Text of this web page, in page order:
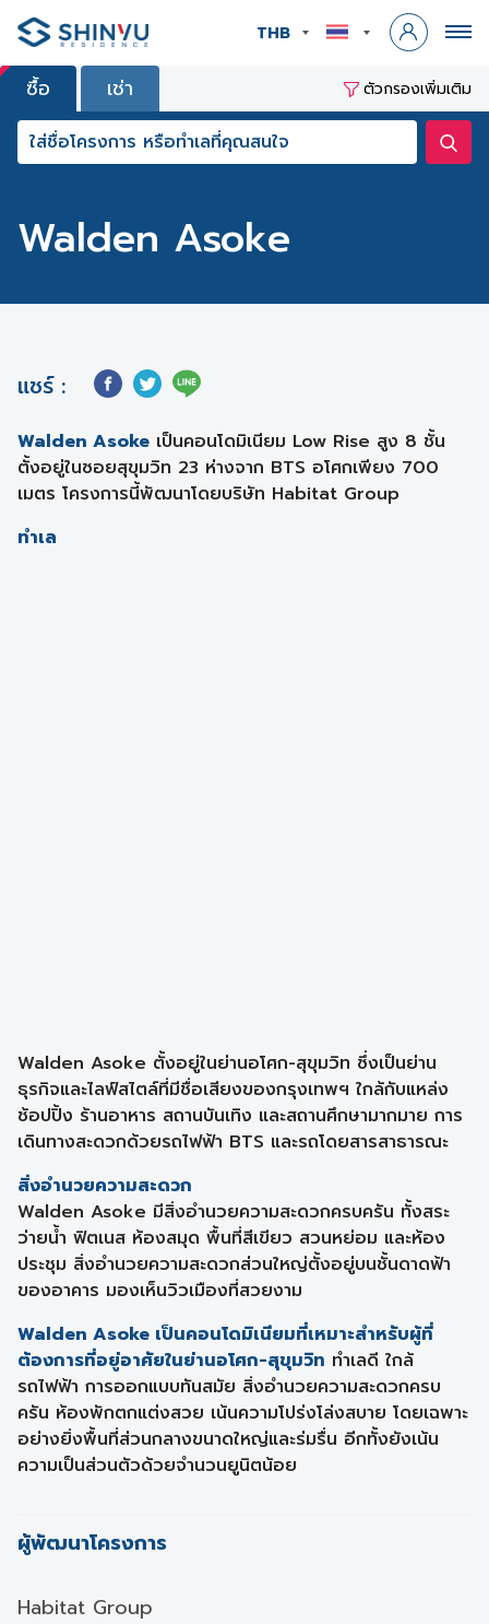
THB
ซื้อ เช่า ตัวกรองเพิ่มเติม
Walden Asoke
แชร์ :
Walden Asoke เป็นคอนโดมิเนียม Low Rise สูง 8 ชั้น
ตั้งอยู่ในซอยสุขุมวิท 23 ห่างจาก BTS อโศกเพียง 700
เมตร โครงการนี้พัฒนาโดยบริษัท Habitat Group
ทำเล
Walden Asoke ตั้งอยู่ในย่านอโศก-สุขุมวิท ซึ่งเป็นย่าน
ธุรกิจและไลฟ์สไตล์ที่มีชื่อเสียงของกรุงเทพฯ ใกล้กับแหล่ง
ช้อปปิ้ง ร้านอาหาร สถานบันเทิง และสถานศึกษามากมาย การ
เดินทางสะดวกด้วยรถไฟฟ้า BTS และรถโดยสารสาธารณะ
สิ่งอำนวยความสะดวก
Walden Asoke มีสิ่งอำนวยความสะดวกครบครัน ทั้งสระ
ว่ายน้ำ ฟิตเนส ห้องสมุด พื้นที่สีเขียว สวนหย่อม และห้อง
ประชุม สิ่งอำนวยความสะดวกส่วนใหญ่ตั้งอยู่บนชั้นดาดฟ้า
ของอาคาร มองเห็นวิวเมืองที่สวยงาม
Walden Asoke เป็นคอนโดมิเนียมที่เหมาะสำหรับผู้ที่
ต้องการที่อยู่อาศัยในย่านอโศก-สุขุมวิท ทำเลดี ใกล้
รถไฟฟ้า การออกแบบทันสมัย สิ่งอำนวยความสะดวกครบ
ครัน ห้องพักตกแต่งสวย เน้นความโปร่งโล่งสบาย โดยเฉพาะ
อย่างยิ่งพื้นที่ส่วนกลางขนาดใหญ่และร่มรื่น อีกทั้งยังเน้น
ความเป็นส่วนตัวด้วยจำนวนยูนิตน้อย
ผู้พัฒนาโครงการ
Habitat Group